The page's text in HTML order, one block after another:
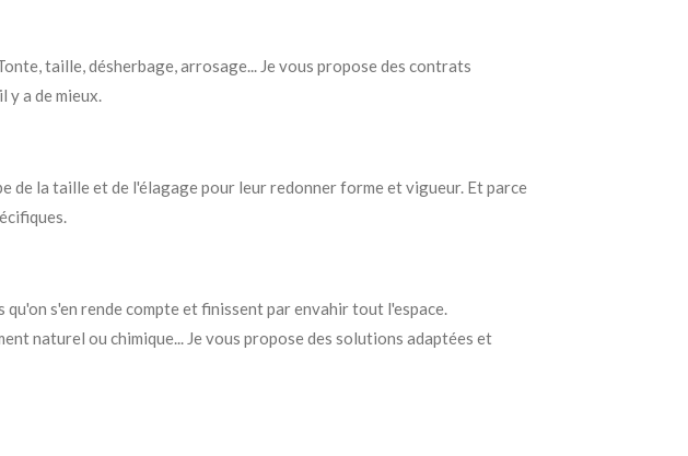
taille, désherbage, arrosage... Je vous propose des contrats
y a de mieux.
de la taille et de l'élagage pour leur redonner forme et vigueur. Et parce
qu'on s'en rende compte et finissent par envahir tout l'espace.
naturel ou chimique... Je vous propose des solutions adaptées et